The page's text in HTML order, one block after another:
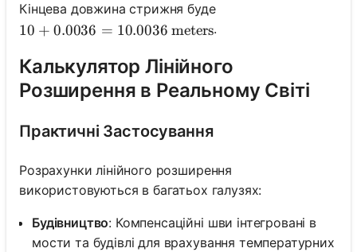
Кінцева довжина стрижня буде
10 + 0.0036 = 10.0036 \text{ meters}
10 + 0.0036 = 10.0036 meters.
Калькулятор Лінійного
Розширення в Реальному Світі
Практичні Застосування
Розрахунки лінійного розширення
використовуються в багатьох галузях:
Будівництво: Компенсаційні шви інтегровані в
мости та будівлі для врахування температурних